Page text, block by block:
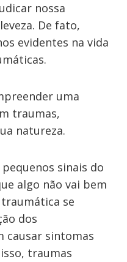
nossa
De fato,
evidentes na vida
uma
traumas,
natureza.
sinais do
algo não vai bem
se
dos
causar sintomas
traumas